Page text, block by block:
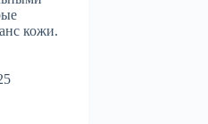
кожи.